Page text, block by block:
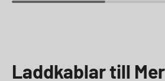
Laddkablar till